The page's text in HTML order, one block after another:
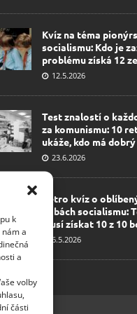
k
a
a
volby
části
Kvíz na téma
socialismu: Kdo je
problému získá 12
12.5.2026
Test znalostí o
za komunismu: 10
ukáže, kdo má
23.6.2026
Retro kvíz o
dobách socialismu:
musí získat 10 z 10
6.5.2026